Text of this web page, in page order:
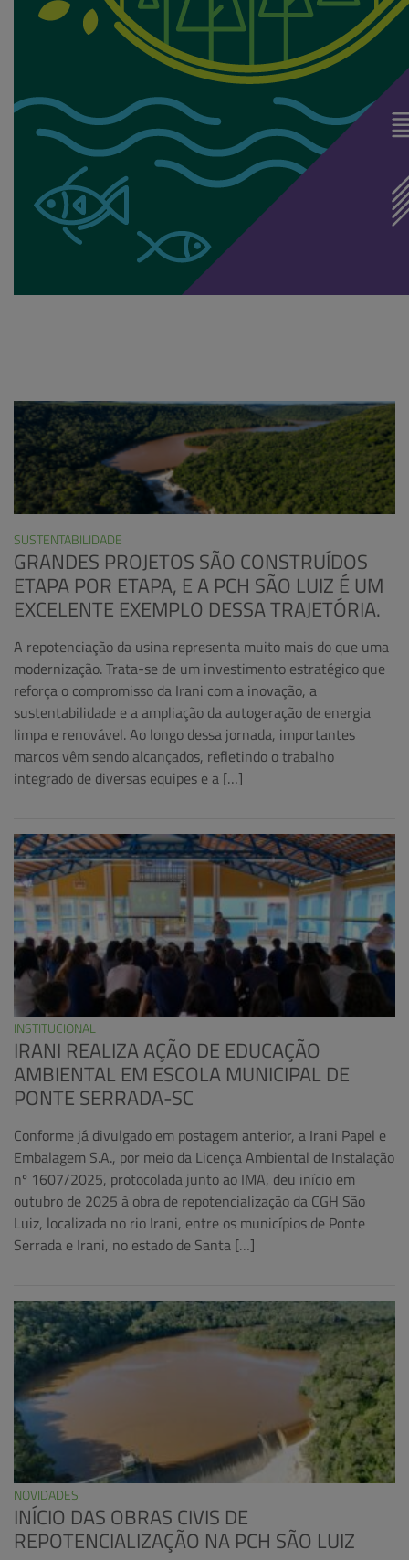
SUSTENTABILIDADE
GRANDES PROJETOS SÃO CONSTRUÍDOS
ETAPA POR ETAPA, E A PCH SÃO LUIZ É UM
EXCELENTE EXEMPLO DESSA TRAJETÓRIA.
A repotenciação da usina representa muito mais do que uma
modernização. Trata-se de um investimento estratégico que
reforça o compromisso da Irani com a inovação, a
sustentabilidade e a ampliação da autogeração de energia
limpa e renovável. Ao longo dessa jornada, importantes
marcos vêm sendo alcançados, refletindo o trabalho
integrado de diversas equipes e a […]
INSTITUCIONAL
IRANI REALIZA AÇÃO DE EDUCAÇÃO
AMBIENTAL EM ESCOLA MUNICIPAL DE
PONTE SERRADA-SC
Conforme já divulgado em postagem anterior, a Irani Papel e
Embalagem S.A., por meio da Licença Ambiental de Instalação
nº 1607/2025, protocolada junto ao IMA, deu início em
outubro de 2025 à obra de repotencialização da CGH São
Luiz, localizada no rio Irani, entre os municípios de Ponte
Serrada e Irani, no estado de Santa […]
NOVIDADES
INÍCIO DAS OBRAS CIVIS DE
REPOTENCIALIZAÇÃO NA PCH SÃO LUIZ